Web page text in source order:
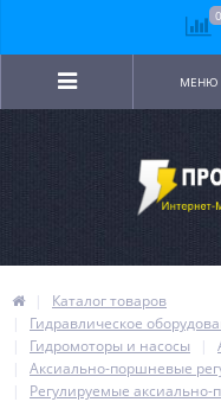
МЕНЮ
Каталог товаров
Гидравлическое
Гидромоторы и насосы
Аксиально-поршневые
Регулируемые аксиально-
0